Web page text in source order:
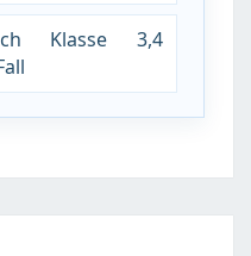
Klasse 3,4